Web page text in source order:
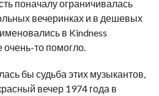
поначалу ограничивалась
вечеринках и в дешевых
в Kindness
очень-то помогло.
бы судьба этих музыкантов,
вечер 1974 года в